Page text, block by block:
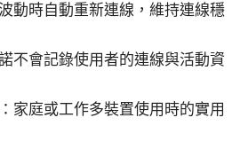
動時自動重新連線，維持連線穩
不會記錄使用者的連線與活動資
家庭或工作多裝置使用時的實用